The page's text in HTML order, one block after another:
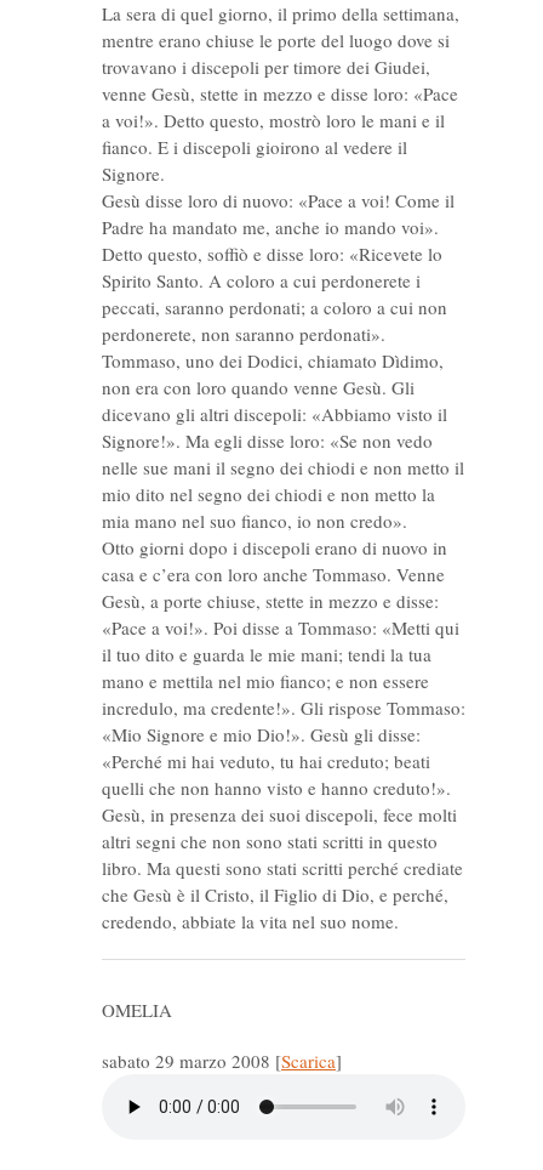
La sera di quel giorno, il primo della settimana,
mentre erano chiuse le porte del luogo dove si
trovavano i discepoli per timore dei Giudei,
venne Gesù, stette in mezzo e disse loro: «Pace
a voi!». Detto questo, mostrò loro le mani e il
fianco. E i discepoli gioirono al vedere il
Signore.
Gesù disse loro di nuovo: «Pace a voi! Come il
Padre ha mandato me, anche io mando voi».
Detto questo, soffiò e disse loro: «Ricevete lo
Spirito Santo. A coloro a cui perdonerete i
peccati, saranno perdonati; a coloro a cui non
perdonerete, non saranno perdonati».
Tommaso, uno dei Dodici, chiamato Dìdimo,
non era con loro quando venne Gesù. Gli
dicevano gli altri discepoli: «Abbiamo visto il
Signore!». Ma egli disse loro: «Se non vedo
nelle sue mani il segno dei chiodi e non metto il
mio dito nel segno dei chiodi e non metto la
mia mano nel suo fianco, io non credo».
Otto giorni dopo i discepoli erano di nuovo in
casa e c’era con loro anche Tommaso. Venne
Gesù, a porte chiuse, stette in mezzo e disse:
«Pace a voi!». Poi disse a Tommaso: «Metti qui
il tuo dito e guarda le mie mani; tendi la tua
mano e mettila nel mio fianco; e non essere
incredulo, ma credente!». Gli rispose Tommaso:
«Mio Signore e mio Dio!». Gesù gli disse:
«Perché mi hai veduto, tu hai creduto; beati
quelli che non hanno visto e hanno creduto!».
Gesù, in presenza dei suoi discepoli, fece molti
altri segni che non sono stati scritti in questo
libro. Ma questi sono stati scritti perché crediate
che Gesù è il Cristo, il Figlio di Dio, e perché,
credendo, abbiate la vita nel suo nome.
OMELIA
sabato 29 marzo 2008 [Scarica]